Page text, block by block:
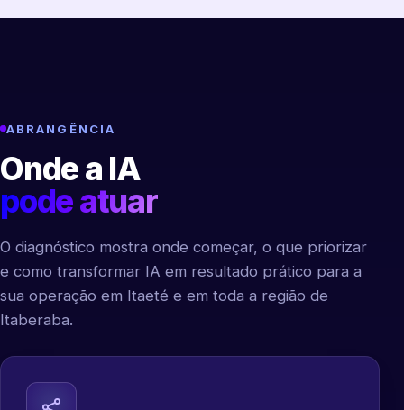
ABRANGÊNCIA
Onde a IA
pode atuar
O diagnóstico mostra onde começar, o que priorizar
e como transformar IA em resultado prático para a
sua operação em Itaeté e em toda a região de
Itaberaba.